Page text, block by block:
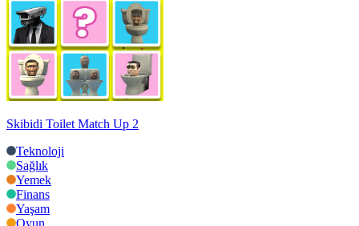
Skibidi Toilet Match Up 2
Teknoloji
Sağlık
Yemek
Finans
Yaşam
Oyun